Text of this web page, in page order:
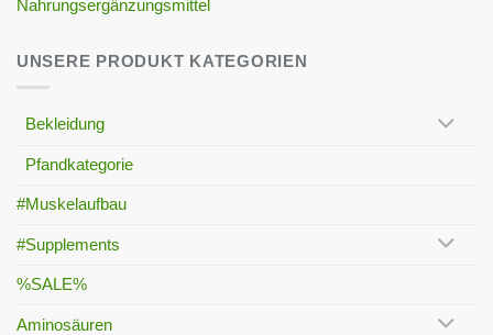
Nahrungsergänzungsmittel
UNSERE PRODUKT KATEGORIEN
Bekleidung
Pfandkategorie
#Muskelaufbau
#Supplements
%SALE%
Aminosäuren